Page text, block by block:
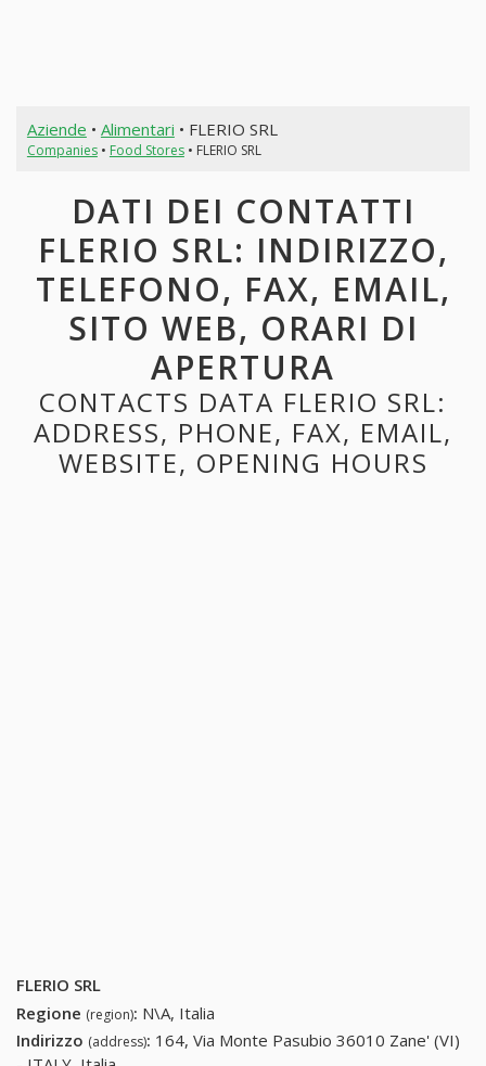
Aziende • Alimentari • FLERIO SRL
Companies• Food Stores• FLERIO SRL
DATI DEI CONTATTI
FLERIO SRL: INDIRIZZO,
TELEFONO, FAX, EMAIL,
SITO WEB, ORARI DI
APERTURA
CONTACTS DATA FLERIO SRL:
ADDRESS, PHONE, FAX, EMAIL,
WEBSITE, OPENING HOURS
FLERIO SRL
Regione (region): N\A, Italia
Indirizzo (address): 164, Via Monte Pasubio 36010 Zane' (VI)